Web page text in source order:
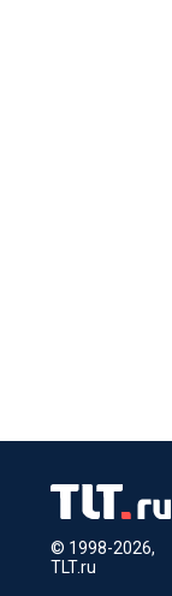
© 1998-2026,
TLT.ru